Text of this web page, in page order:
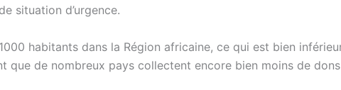
situation d’urgence.
habitants dans la Région africaine, ce qui est bien
que de nombreux pays collectent encore bien moins de